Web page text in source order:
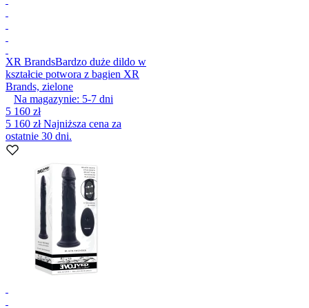
XR BrandsBardzo duże dildo w
kształcie potwora z bagien XR
Brands, zielone
Na magazynie: 5-7 dni
5 160 zł
5 160 złNajniższa cena za
ostatnie 30 dni.